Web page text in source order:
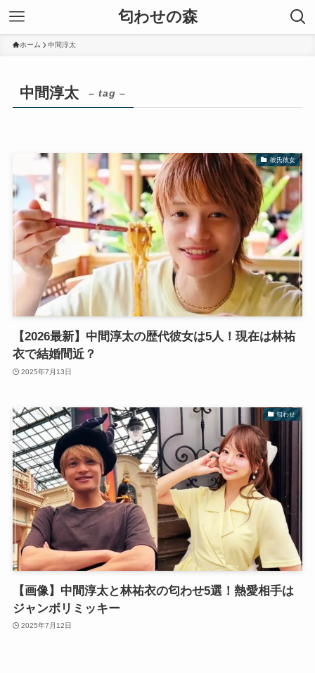
匂わせの森
ホーム 中間淳太
中間淳太 – tag –
彼氏彼女
【2026最新】中間淳太の歴代彼女は5人！現在は林祐
衣で結婚間近？
2025年7月13日
匂わせ
【画像】中間淳太と林祐衣の匂わせ5選！熱愛相手は
ジャンボリミッキー
2025年7月12日